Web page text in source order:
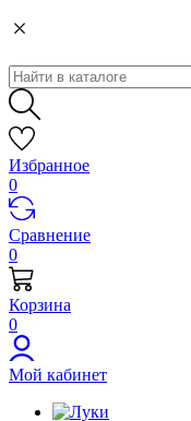
Избранное
0
Сравнение
0
Корзина
0
Мой кабинет